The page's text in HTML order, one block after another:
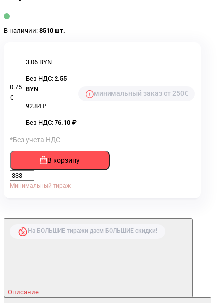
В наличии: 8510 шт.
0.75
€
3.06 BYN
Без НДС:2.55
BYN
92.84 ₽
Без НДС:76.10 ₽
минимальный заказ от 250€
*Без учета НДС
В корзину
Минимальный тираж
На БОЛЬШИЕ тиражи даем БОЛЬШИЕ скидки!
Описание